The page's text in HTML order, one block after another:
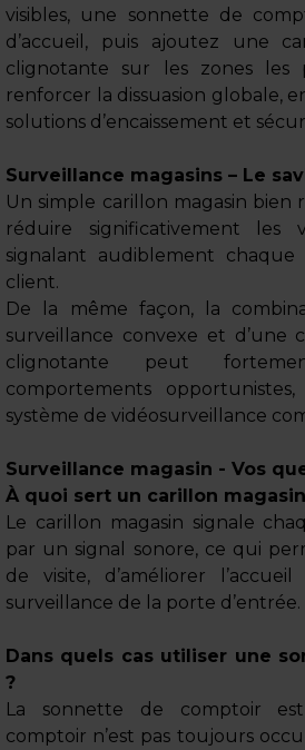
visibles, une sonnette de
d’accueil, puis ajoutez une
clignotante sur les zones les
renforcer la dissuasion globale,
solutions d’encaissement et
Surveillance magasins – Le
Un simple carillon magasin
réduire significativement les
signalant audiblement
client.
De la même façon, la
surveillance convexe et d’une
clignotante peut
comportements
système de vidéosurveillance
Surveillance magasin - Vos
À quoi sert un carillon
Le carillon magasin signale
par un signal sonore, ce qui
de visite, d’améliorer
surveillance de la porte d’entrée.
Dans quels cas utiliser une
?
La sonnette de comptoir
comptoir n’est pas toujours